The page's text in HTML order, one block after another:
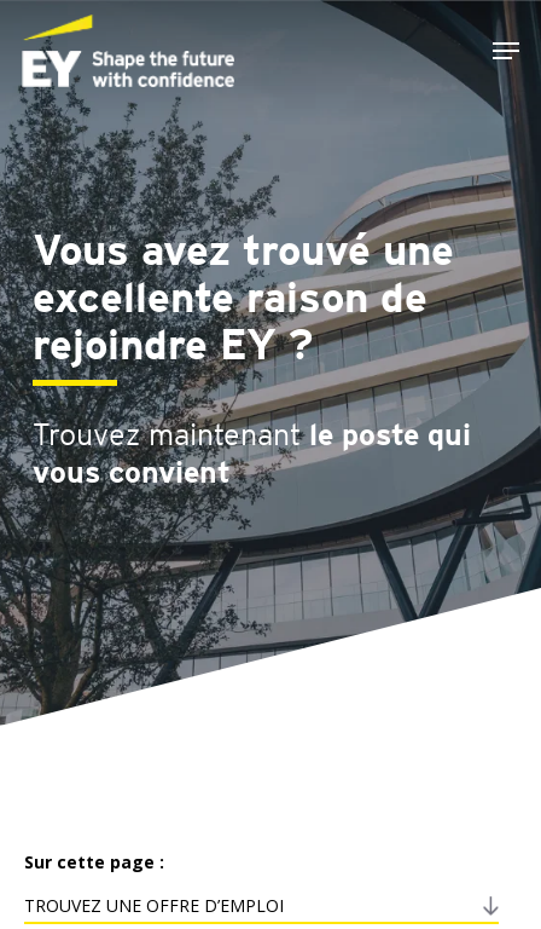
main
content
Vous avez trouvé une
excellente raison de
rejoindre EY ?
Trouvez maintenantle poste qui
vous convient
Sur cette page :
TROUVEZ UNE OFFRE D’EMPLOI